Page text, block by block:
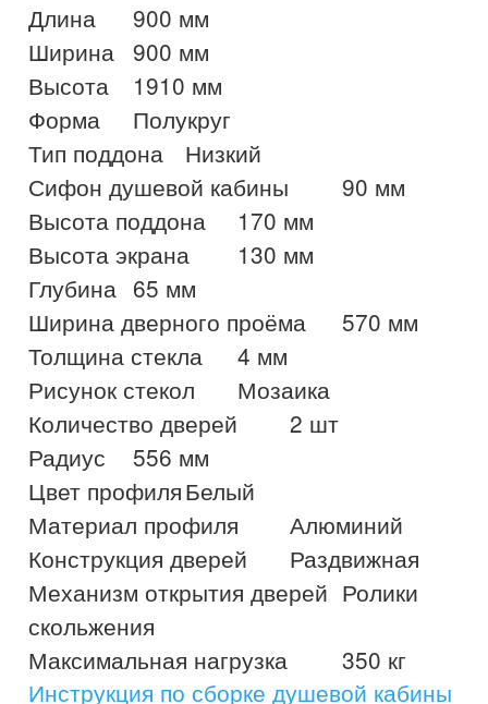
Длина	900 мм
Ширина	900 мм
Высота	1910 мм
Форма	Полукруг
Тип поддона	Низкий
Сифон душевой кабины	90 мм
Высота поддона	170 мм
Высота экрана	130 мм
Глубина	65 мм
Ширина дверного проёма	570 мм
Толщина стекла	4 мм
Рисунок стекол	Мозаика
Количество дверей	2 шт
Радиус	556 мм
Цвет профиля	Белый
Материал профиля	Алюминий
Конструкция дверей	Раздвижная
Механизм открытия дверей	Ролики
скольжения
Инструкция по сборке душевой кабины